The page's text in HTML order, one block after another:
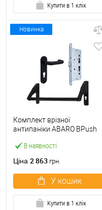
Купити в 1 клік
Новинка
В наявності
Комплект врізної
антипаніки ABARO BPush
чорний із замком та ручкою
Ціна 2 863 грн.
У кошик
Купити в 1 клік